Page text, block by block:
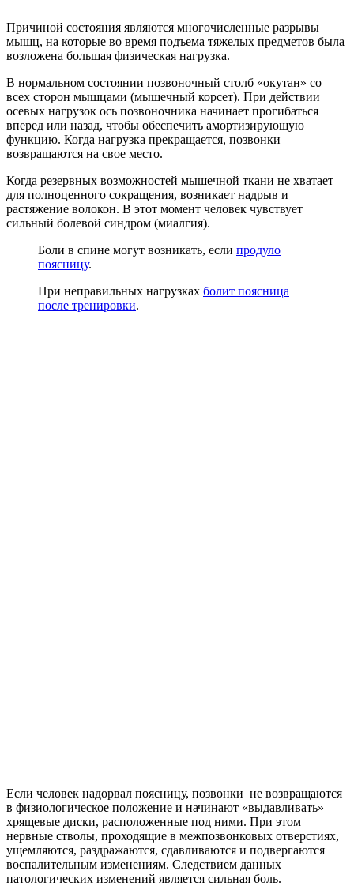
Причиной состояния являются многочисленные разрывы
мышц, на которые во время подъема тяжелых предметов была
возложена большая физическая нагрузка.
В нормальном состоянии позвоночный столб «окутан» со
всех сторон мышцами (мышечный корсет). При действии
осевых нагрузок ось позвоночника начинает прогибаться
вперед или назад, чтобы обеспечить амортизирующую
функцию. Когда нагрузка прекращается, позвонки
возвращаются на свое место.
Когда резервных возможностей мышечной ткани не хватает
для полноценного сокращения, возникает надрыв и
растяжение волокон. В этот момент человек чувствует
сильный болевой синдром (миалгия).
Боли в спине могут возникать, если продуло
поясницу.
При неправильных нагрузках болит поясница
после тренировки.
Если человек надорвал поясницу, позвонки не возвращаются
в физиологическое положение и начинают «выдавливать»
хрящевые диски, расположенные под ними. При этом
нервные стволы, проходящие в межпозвонковых отверстиях,
ущемляются, раздражаются, сдавливаются и подвергаются
воспалительным изменениям. Следствием данных
патологических изменений является сильная боль.